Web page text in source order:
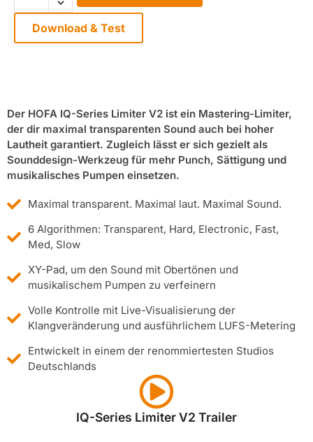
Download & Test
Der HOFA IQ-Series Limiter V2 ist ein Mastering-Limiter,
der dir maximal transparenten Sound auch bei hoher
Lautheit garantiert. Zugleich lässt er sich gezielt als
Sounddesign-Werkzeug für mehr Punch, Sättigung und
musikalisches Pumpen einsetzen.
Maximal transparent. Maximal laut. Maximal Sound.
6 Algorithmen: Transparent, Hard, Electronic, Fast,
Med, Slow
XY-Pad, um den Sound mit Obertönen und
musikalischem Pumpen zu verfeinern
Volle Kontrolle mit Live-Visualisierung der
Klangveränderung und ausführlichem LUFS-Metering
Entwickelt in einem der renommiertesten Studios
Deutschlands
IQ-Series Limiter V2 Trailer